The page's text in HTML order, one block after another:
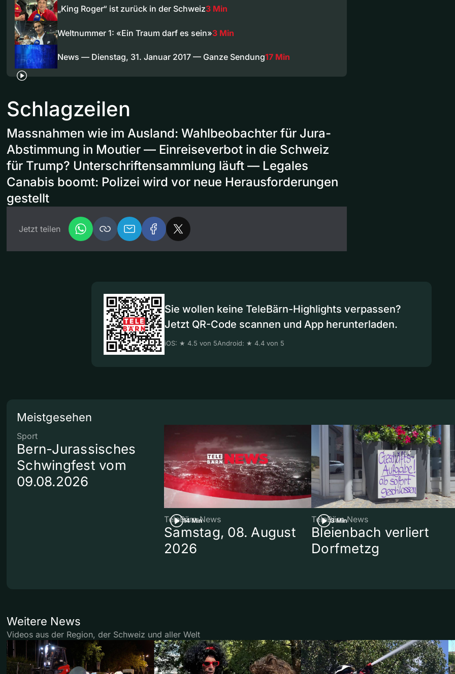
„King Roger“ ist zurück in der Schweiz3 Min
Weltnummer 1: «Ein Traum darf es sein»3 Min
News — Dienstag, 31. Januar 2017 — Ganze Sendung17 Min
Schlagzeilen
Massnahmen wie im Ausland: Wahlbeobachter für Jura-
Abstimmung in Moutier — Einreiseverbot in die Schweiz
für Trump? Unterschriftensammlung läuft — Legales
Canabis boomt: Polizei wird vor neue Herausforderungen
gestellt
Jetzt teilen
Sie wollen keine TeleBärn-Highlights verpassen?
Jetzt QR-Code scannen und App herunterladen.
iOS: ★ 4.5 von 5Android: ★ 4.4 von 5
Meistgesehen
Sport
Bern-Jurassisches
Schwingfest vom
09.08.2026
14 Min
TeleBärn News
Samstag, 08. August
2026
3 Min
TeleBärn News
Bleienbach verliert
Dorfmetzg
Weitere News
Videos aus der Region, der Schweiz und aller Welt